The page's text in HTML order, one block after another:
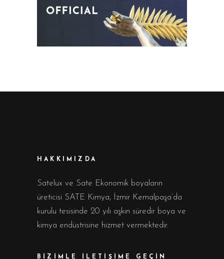
HAKKIMIZDA
Satelux ve Sate Ekonomik boyaların
üreticisi SATE Kimya, İzmir Kemalpaşa’da
kurulu tesisinde 20 yılı aşkın süredir boya ve
kimya endüstrisine hizmet vermektedir.
BİZİMLE İLETİŞİME GEÇİN